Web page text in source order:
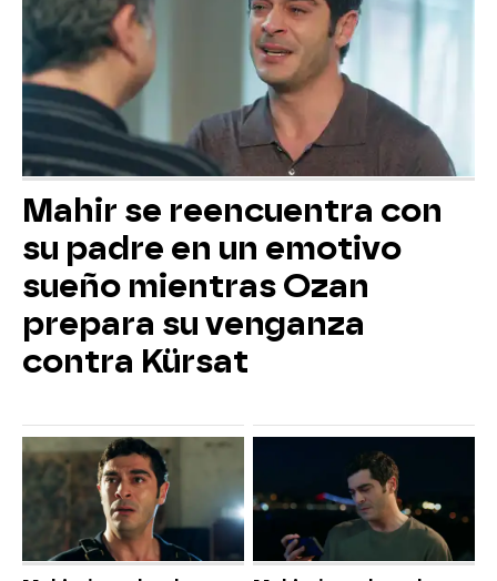
Mahir se reencuentra con
su padre en un emotivo
sueño mientras Ozan
prepara su venganza
contra Kürsat